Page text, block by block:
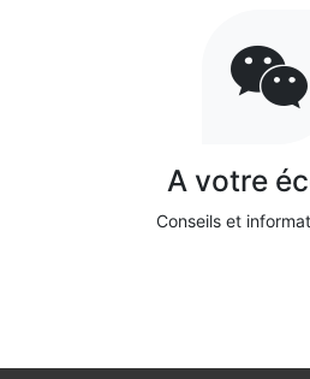
A votre
Conseils et